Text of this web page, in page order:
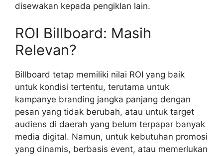
disewakan kepada pengiklan lain.
ROI Billboard: Masih
Relevan?
Billboard tetap memiliki nilai ROI yang baik
untuk kondisi tertentu, terutama untuk
kampanye branding jangka panjang dengan
pesan yang tidak berubah, atau untuk target
audiens di daerah yang belum terpapar banyak
media digital. Namun, untuk kebutuhan promosi
yang dinamis, berbasis event, atau memerlukan